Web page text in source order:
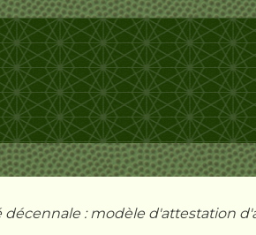
décennale : modèle d'attestation